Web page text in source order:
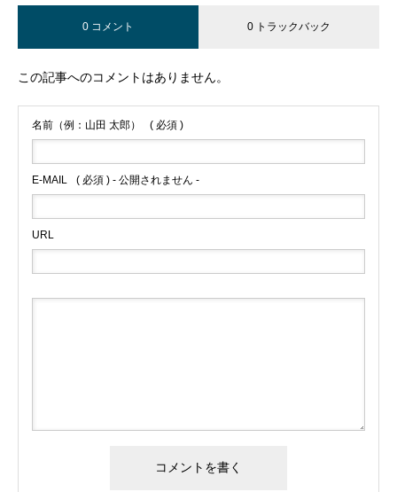
0 コメント 0 トラックバック
この記事へのコメントはありません。
名前（例：山田 太郎） ( 必須 )
E-MAIL ( 必須 ) - 公開されません -
URL